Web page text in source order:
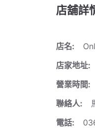
店舖詳
店名:
店家地址:
營業時間:
聯絡人:
電話: